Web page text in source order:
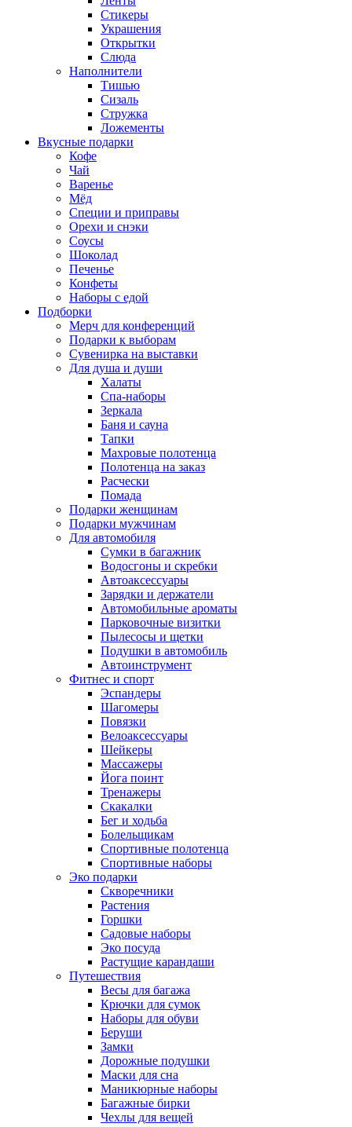
Стикеры
Украшения
Открытки
Слюда
Наполнители
Тишью
Сизаль
Стружка
Ложементы
Вкусные подарки
Кофе
Чай
Варенье
Мёд
Специи и приправы
Орехи и снэки
Соусы
Шоколад
Печенье
Конфеты
Наборы с едой
Подборки
Мерч для конференций
Подарки к выборам
Сувенирка на выставки
Для душа и души
Халаты
Спа-наборы
Зеркала
Баня и сауна
Тапки
Махровые полотенца
Полотенца на заказ
Расчески
Помада
Подарки женщинам
Подарки мужчинам
Для автомобиля
Сумки в багажник
Водосгоны и скребки
Автоаксессуары
Зарядки и держатели
Автомобильные ароматы
Парковочные визитки
Пылесосы и щетки
Подушки в автомобиль
Автоинструмент
Фитнес и спорт
Эспандеры
Шагомеры
Повязки
Велоаксессуары
Шейкеры
Массажеры
Йога поинт
Тренажеры
Скакалки
Бег и ходьба
Болельщикам
Спортивные полотенца
Спортивные наборы
Эко подарки
Скворечники
Растения
Горшки
Садовые наборы
Эко посуда
Растущие карандаши
Путешествия
Весы для багажа
Крючки для сумок
Наборы для обуви
Беруши
Замки
Дорожные подушки
Маски для сна
Маникюрные наборы
Багажные бирки
Чехлы для вещей